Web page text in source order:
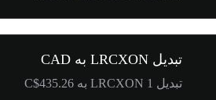
تبدیل LRCXON به CAD
تبدیل 1 LRCXON به C$435.26